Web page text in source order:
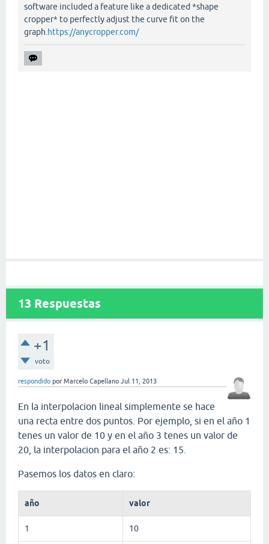
software included a feature like a dedicated *shape
cropper* to perfectly adjust the curve fit on the
graph. https://anycropper.com/
13 Respuestas
+1
voto
respondido por Marcelo Capellano Jul 11, 2013
En la interpolacion lineal simplemente se hace
una recta entre dos puntos. Por ejemplo, si en el año 1
tenes un valor de 10 y en el año 3 tenes un valor de
20, la interpolacion para el año 2 es: 15.
Pasemos los datos en claro:
año valor
1 10